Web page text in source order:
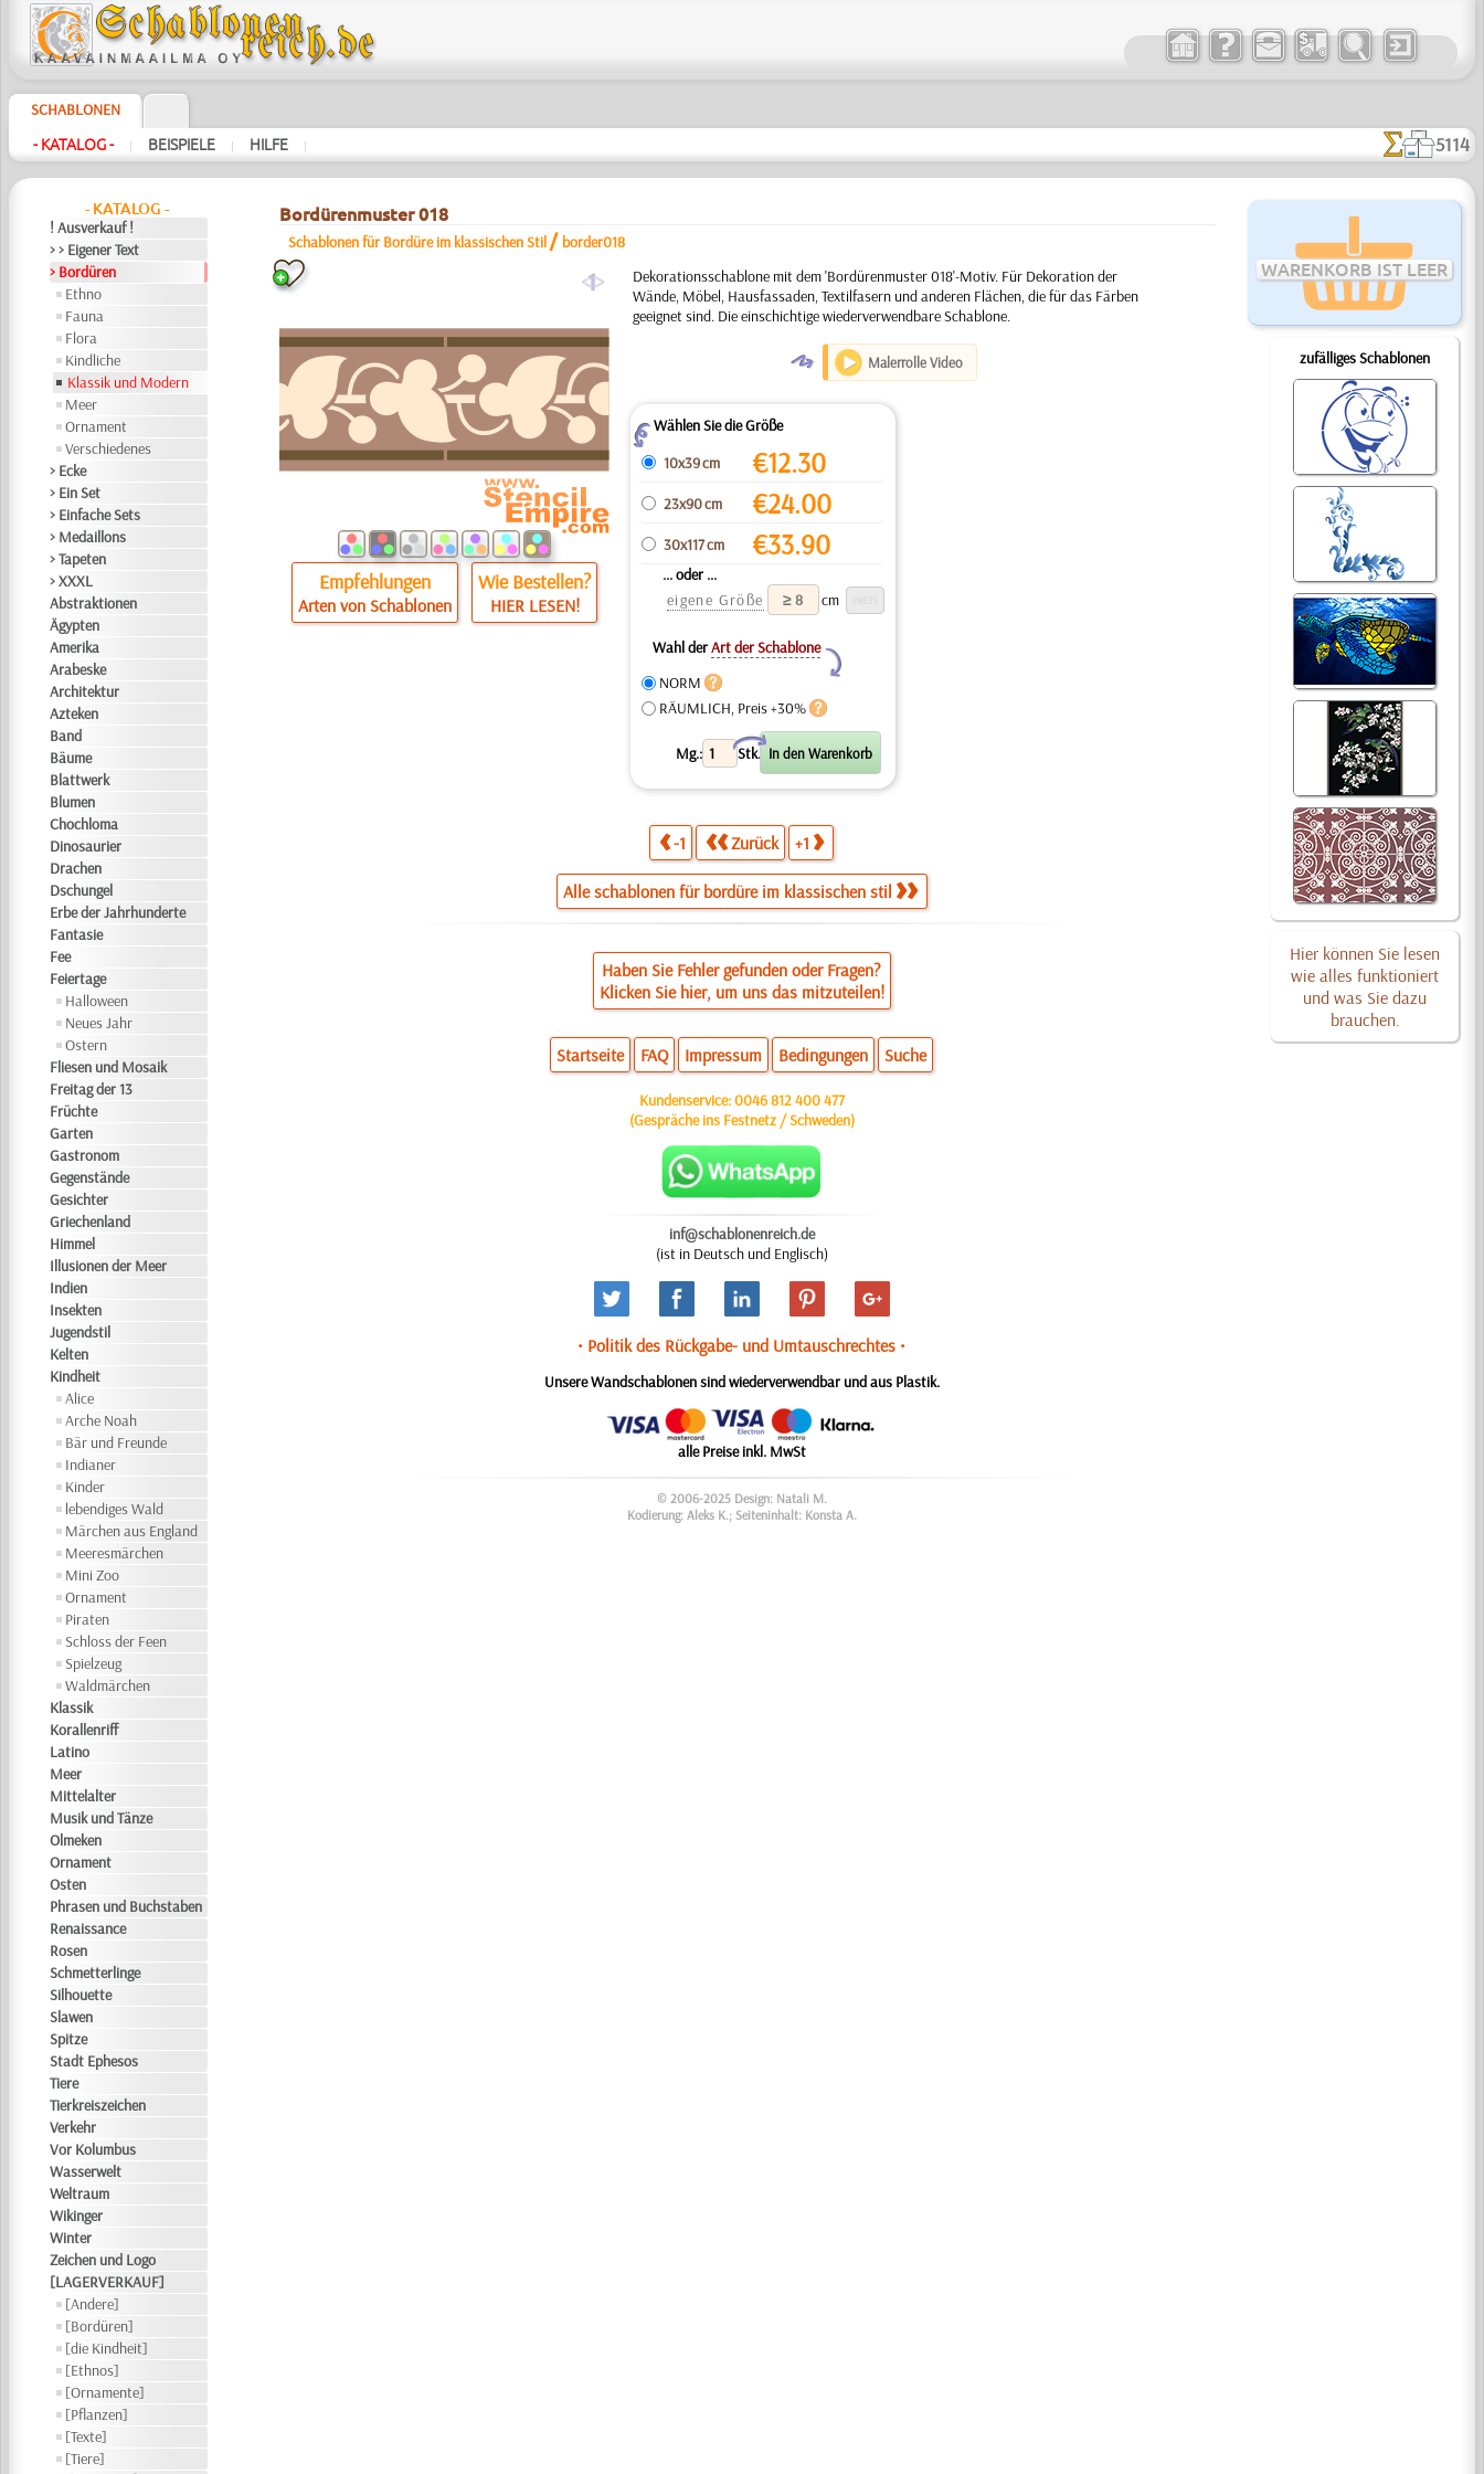
SCHABLONEN
- KATALOG - | BEISPIELE | HILFE | 5114
- KATALOG -
! Ausverkauf !
> > Eigener Text
> Bordüren
Ethno
Fauna
Flora
Kindliche
Klassik und Modern
Meer
Ornament
Verschiedenes
> Ecke
> Ein Set
> Einfache Sets
> Medaillons
> Tapeten
> XXXL
Abstraktionen
Ägypten
Amerika
Arabeske
Architektur
Azteken
Band
Bäume
Blattwerk
Blumen
Chochloma
Dinosaurier
Drachen
Dschungel
Erbe der Jahrhunderte
Fantasie
Fee
Feiertage
Halloween
Neues Jahr
Ostern
Fliesen und Mosaik
Freitag der 13
Früchte
Garten
Gastronom
Gegenstände
Gesichter
Griechenland
Himmel
Illusionen der Meer
Indien
Insekten
Jugendstil
Kelten
Kindheit
Alice
Arche Noah
Bär und Freunde
Indianer
Kinder
lebendiges Wald
Märchen aus England
Meeresmärchen
Mini Zoo
Ornament
Piraten
Schloss der Feen
Spielzeug
Waldmärchen
Klassik
Korallenriff
Latino
Meer
Mittelalter
Musik und Tänze
Olmeken
Ornament
Osten
Phrasen und Buchstaben
Renaissance
Rosen
Schmetterlinge
Silhouette
Slawen
Spitze
Stadt Ephesos
Tiere
Tierkreiszeichen
Verkehr
Vor Kolumbus
Wasserwelt
Weltraum
Wikinger
Winter
Zeichen und Logo
[LAGERVERKAUF]
[Andere]
[Bordüren]
[die Kindheit]
[Ethnos]
[Ornamente]
[Pflanzen]
[Texte]
[Tiere]
WARENKORB IST LEER
zufälliges Schablonen
Hier können Sie lesen
wie alles funktioniert
und was Sie dazu
brauchen.
Bordürenmuster 018
Schablonen für Bordüre im klassischen Stil / border018
a
Empfehlungen
Arten von Schablonen
Wie Bestellen?
HIER LESEN!
Dekorationsschablone mit dem 'Bordürenmuster 018'-Motiv. Für Dekoration der
Wände, Möbel, Hausfassaden, Textilfasern und anderen Flächen, die für das Färben
geeignet sind. Die einschichtige wiederverwendbare Schablone.
O Malerrolle Video
ZWählen Sie die Größe
10x39 cm
€12.30
23x90 cm €24.00
30x117 cm €33.90
... oder ...
eigene Größe
cm
Wahl derArt der Schablone
Y
NORM
RÄUMLICH, Preis +30%
Mg.: Stk.
X
-1 Zurück +1
Alle schablonen für bordüre im klassischen stil
Haben Sie Fehler gefunden oder Fragen?
Klicken Sie hier, um uns das mitzuteilen!
Startseite FAQ Impressum Bedingungen Suche
Kundenservice:0046 812 400 477
(Gespräche ins Festnetz / Schweden)
inf@schablonenreich.de
(ist in Deutsch und Englisch)
• Politik des Rückgabe- und Umtauschrechtes •
Unsere Wandschablonen sind wiederverwendbar und aus Plastik.
alle Preise inkl. MwSt
© 2006-2025 Design: Natali M.
Kodierung: Aleks K.; Seiteninhalt: Konsta A.